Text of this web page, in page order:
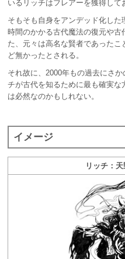
いるリッチはフレアーを獲得して
そもそも自身をアンデッド化した
時間のかかる古代魔法の復元や古
た、元々は高名な賢者であった
ど無かったとされる。
それ故に、2000年もの過去にさ
チが古代を知るために最も確実
は必然なのかもしれない。
イメージ
リッチ：